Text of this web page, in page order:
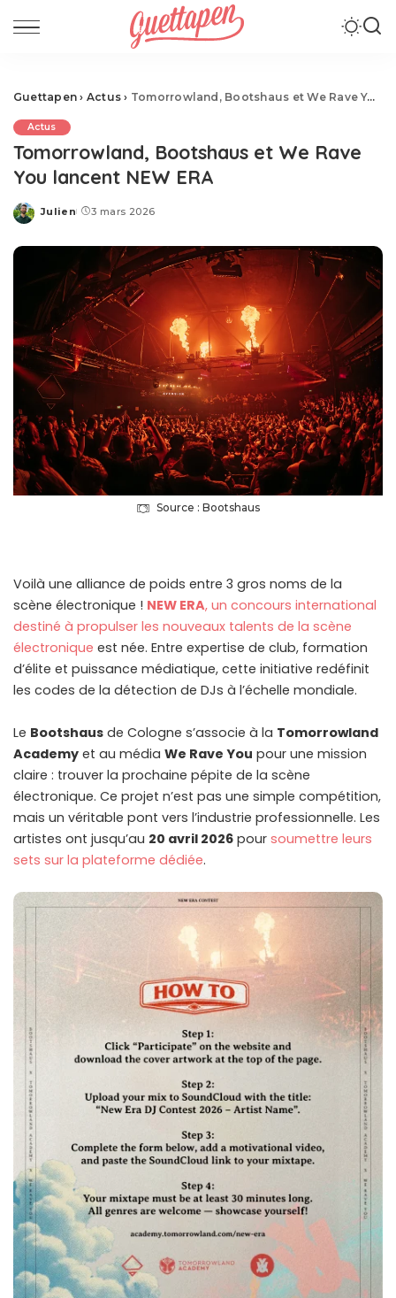
Guettapen › Actus › Tomorrowland, Bootshaus et We Rave You lancent NEW ERA
Actus
Tomorrowland, Bootshaus et We Rave
You lancent NEW ERA
Posted
Julien 3 mars 2026
Source : Bootshaus
Voilà une alliance de poids entre 3 gros noms de la
scène électronique ! NEW ERA, un concours international
destiné à propulser les nouveaux talents de la scène
électronique est née. Entre expertise de club, formation
d’élite et puissance médiatique, cette initiative redéfinit
les codes de la détection de DJs à l’échelle mondiale.
Le Bootshaus de Cologne s’associe à la Tomorrowland
Academy et au média We Rave You pour une mission
claire : trouver la prochaine pépite de la scène
électronique. Ce projet n’est pas une simple compétition,
mais un véritable pont vers l’industrie professionnelle. Les
artistes ont jusqu’au 20 avril 2026 pour soumettre leurs
sets sur la plateforme dédiée.